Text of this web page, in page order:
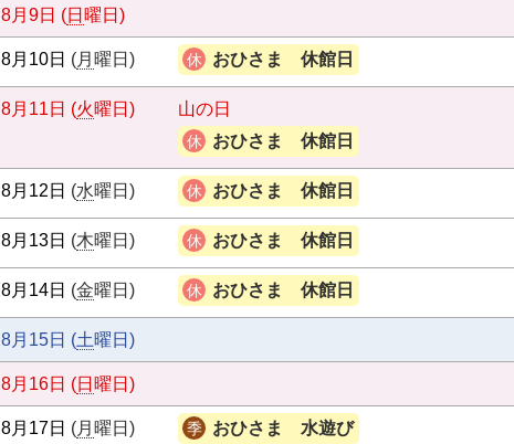
8月9日 (日 曜日 )
8月10日 (月 曜日 ) おひさま 休館日
8月11日 (火曜日 )
山の日
おひさま 休館日
8月12日 (水曜日 ) おひさま 休館日
8月13日 (木曜日 ) おひさま 休館日
8月14日 (金曜日 ) おひさま 休館日
8月15日 (土曜日 )
8月16日 (日 曜日 )
8月17日 (月 曜日 ) おひさま 水遊び